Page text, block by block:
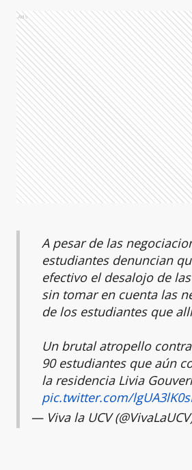
Ads
A pesar de las
estudiantes denuncian
efectivo el desalojo de
sin tomar en cuenta las
de los estudiantes que
Un brutal atropello
90 estudiantes que aún
la residencia Livia
pic.twitter.com/
— Viva la UCV